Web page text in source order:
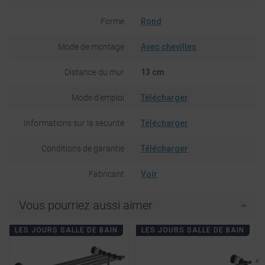
Forme Rond
Mode de montage Avec chevilles
Distance du mur 13 cm
Mode d'emploi Télécharger
Informations sur la sécurité Télécharger
Conditions de garantie Télécharger
Fabricant Voir
Vous pourriez aussi aimer
LES JOURS SALLE DE BAIN LES JOURS SALLE DE BAIN